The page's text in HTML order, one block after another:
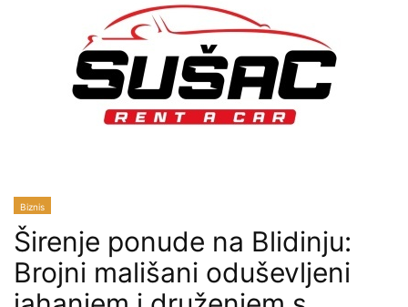
Biznis
Širenje ponude na Blidinju:
Brojni mališani oduševljeni